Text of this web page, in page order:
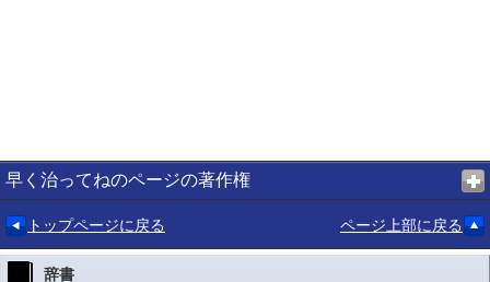
早く治ってねのページの著作権
トップページに戻る ページ上部に戻る
辞書